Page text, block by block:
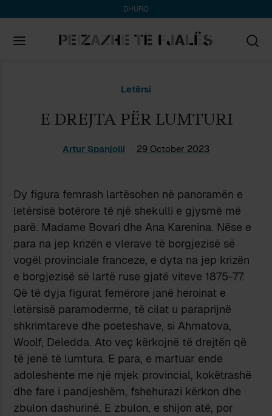
DHURO
Letërsi
E DREJTA PËR LUMTURI
Artur Spanjolli 29 October 2023
Dy figura femrash lartësohen në panoramën e
letërsisë botërore të një shekulli e gjysmë më
parë. Madame Bovari dhe Ana Karenina. Nëse e
para na jep krizën e vlerave të borgjezisë së
vogël provinciale franceze, e dyta na jep krizën
e borgjezisë së lartë ruse gjatë viteve 1875-77.
Që të dyja figurat femërore janë heroinat e
letërsisë paramoderrne, të cilat u paraprijnë
shkrimtareve dhe poeteshave, si Ahmatova,
Woolf, Deledda. Ato veç kërkojnë të drejtën që
të jenë të lumtura. E para, e martuar ende
adoleshente me një mjek provincial, kokëtrashë
dhe fare i pandjeshëm, fshehurazi kërkon dhe
zbulon dashurinë. E zbulon, e shijon atë, por